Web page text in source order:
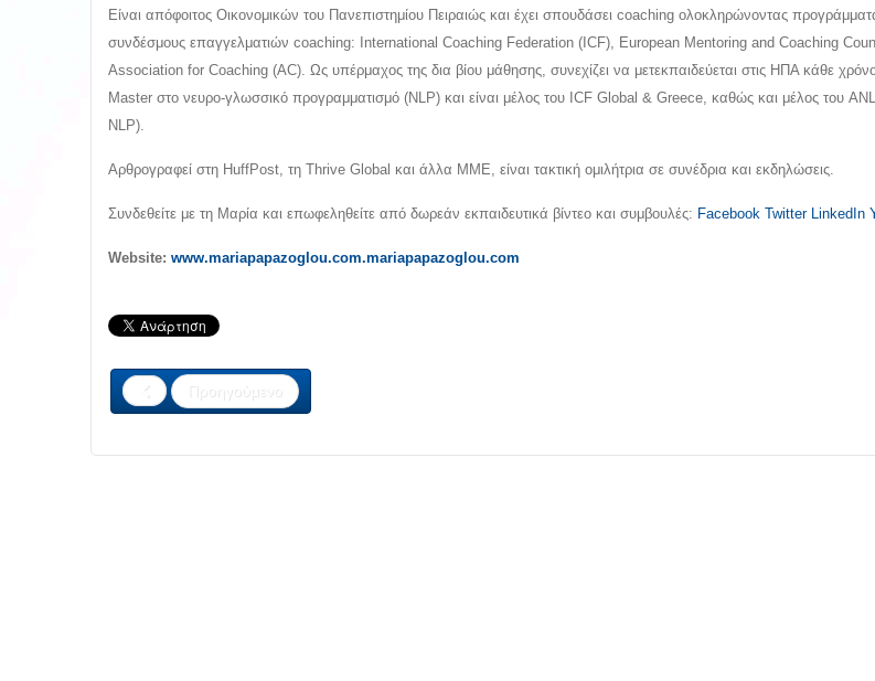
Είναι απόφοιτος Οικονομικών του Πανεπιστημίου Πειραιώς και έχει σπουδάσει coaching ολοκληρώνοντας
συνδέσμους επαγγελματιών coaching: International Coaching Federation (ICF), European Mentoring and Coaching
Association for Coaching (AC). Ως υπέρμαχος της δια βίου μάθησης, συνεχίζει να μετεκπαιδεύεται στις ΗΠΑ κάθε
Master στο νευρο-γλωσσικό προγραμματισμό (NLP) και είναι μέλος του ICF Global & Greece, καθώς και μέλος του
NLP).
Αρθρογραφεί στη HuffPost, τη Thrive Global και άλλα ΜΜΕ, είναι τακτική ομιλήτρια σε συνέδρια και εκδηλώσεις.
Συνδεθείτε με τη Μαρία και επωφεληθείτε από δωρεάν εκπαιδευτικά βίντεο και συμβουλές: Facebook Twitter LinkedIn
Website: www.mariapapazoglou.com.mariapapazoglou.com
Προηγούμενο